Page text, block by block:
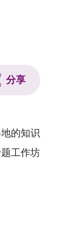
分享
的知识
工作坊